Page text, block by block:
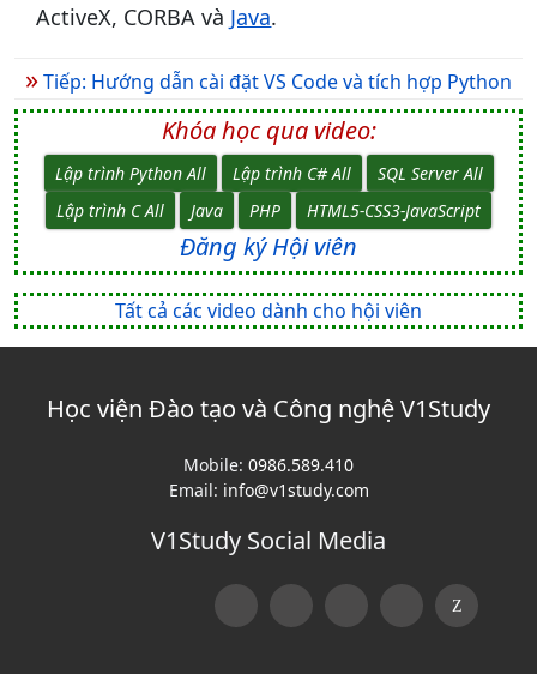
ActiveX, CORBA và Java.
»Tiếp: Hướng dẫn cài đặt VS Code và tích hợp Python
Khóa học qua video:
Lập trình Python All Lập trình C# All
SQL Server All
Lập trình C All
Java PHP HTML5-CSS3-JavaScript
Đăng ký Hội viên
Tất cả các video dành cho hội viên
Học viện Đào tạo và Công nghệ V1Study
Mobile: 0986.589.410
Email: info@v1study.com
V1Study Social Media